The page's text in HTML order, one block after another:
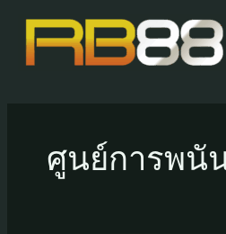
content
ศูนย์การพนั